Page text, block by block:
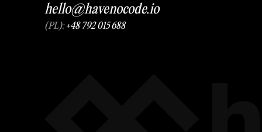
hello@havenocode.io
(PL):+48 792 015 688